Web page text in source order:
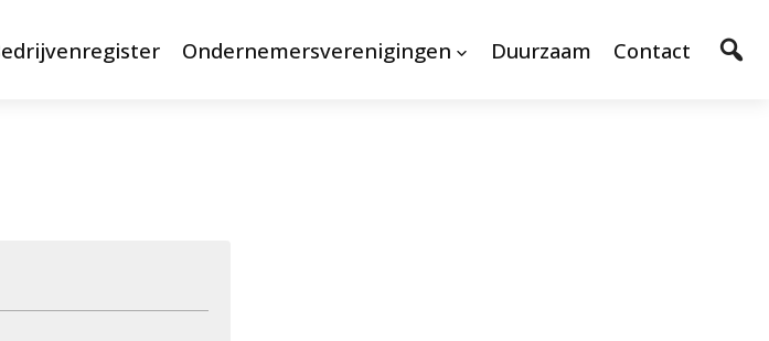
Ondernemersverenigingen Duurzaam Contact